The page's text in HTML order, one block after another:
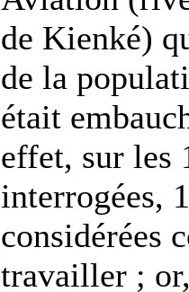
de Kienké)
de la
était
effet, sur les
interrogées,
considérées
travailler ;